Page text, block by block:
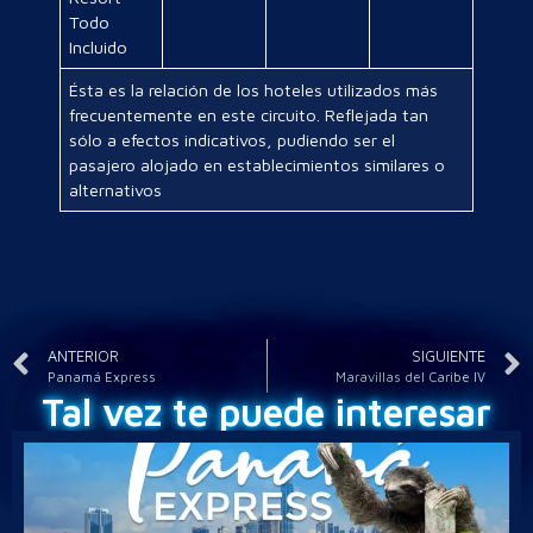
Todo
Incluido
Ésta es la relación de los hoteles utilizados más
frecuentemente en este circuito. Reflejada tan
sólo a efectos indicativos, pudiendo ser el
pasajero alojado en establecimientos similares o
alternativos
ANTERIOR
Panamá Express
SIGUIENTE
Maravillas del Caribe IV
Tal vez te puede interesar